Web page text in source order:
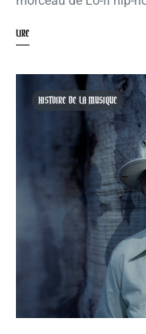
LIRE
HISTOIRE DE LA MUSIQUE